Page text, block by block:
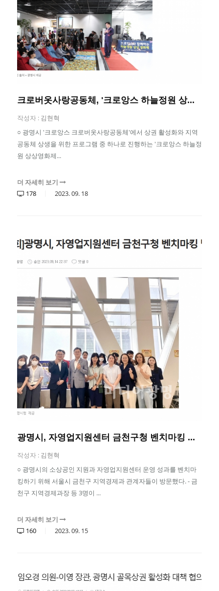
크로버옷사랑공동체, '크로앙스 하늘정원 상...
작성자 : 김현혁
○ 광명시 '크로앙스 크로버옷사랑공동체'에서 상권 활성화와 지역
공동체 상생을 위한 프로그램 중 하나로 진행하는 '크로앙스 하늘정
원 상상영화제...
더 자세히 보기
178
2023.09. 18
광명시, 자영업지원센터 금천구청 벤치마킹 ...
작성자 : 김현혁
○ 광명시의 소상공인 지원과 자영업지원센터 운영 성과를 벤치마
킹하기 위해 서울시 금천구 지역경제과 관계자들이 방문했다. - 금
천구 지역경제과장 등 3명이 ...
더 자세히 보기
160
2023.09. 15